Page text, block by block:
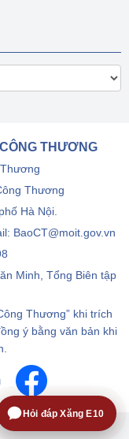
THƯƠNG
Thương
Hà Nội.
BaoCT@moit.gov.vn
Minh, Tổng Biên tập
Thương” khi trích
ý bằng văn bản khi
Hỏi đáp Xăng E10